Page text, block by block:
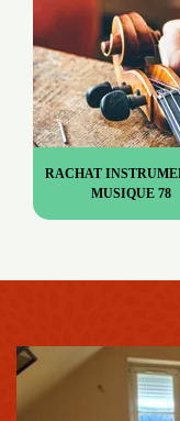
RACHAT
MUSIQUE 78